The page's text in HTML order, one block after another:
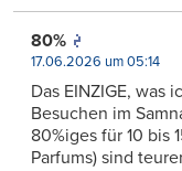
80%
17.06.2026 um 05:14
Das EINZIGE, was
Besuchen im
80%iges für 10 bis
Parfums) sind